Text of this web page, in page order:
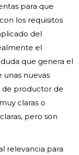
para que
los requisitos
del
el
que genera el
unas nuevas
de productor de
claras o
pero son
relevancia para